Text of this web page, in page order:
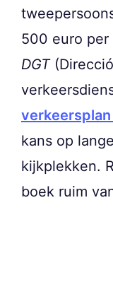
500 euro per
DGT
verkeersplan
kans op
kijkplekken.
boek ruim